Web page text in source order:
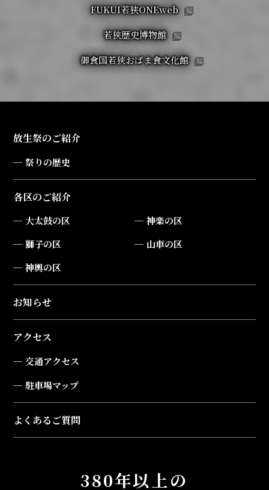
FUKUI若狭ONEweb
若狭歴史博物館
御食国若狭おばま食文化館
放生祭のご紹介
祭りの歴史
各区のご紹介
大太鼓の区
神楽の区
獅子の区
山車の区
神輿の区
お知らせ
アクセス
交通アクセス
駐車場マップ
よくあるご質問
380年以上の